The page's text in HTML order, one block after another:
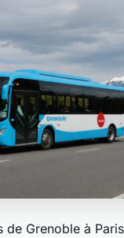
de Grenoble à